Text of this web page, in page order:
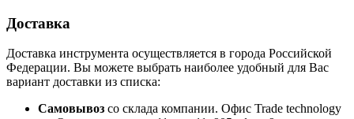
Доставка
Доставка инструмента осуществляется в города Российской
Федерации. Вы можете выбрать наиболее удобный для Вас
вариант доставки из списка:
Самовывоз со склада компании. Офис Trade technology